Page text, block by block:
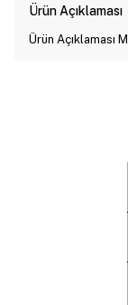
Ürün Açıklaması
Ürün Açıklaması